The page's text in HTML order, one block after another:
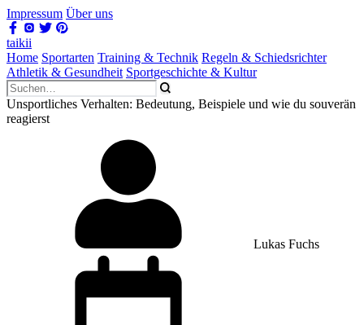
Impressum Über uns
taikii
Home Sportarten Training & Technik Regeln & Schiedsrichter
Athletik & Gesundheit Sportgeschichte & Kultur
Unsportliches Verhalten: Bedeutung, Beispiele und wie du souverän
reagierst
Lukas Fuchs